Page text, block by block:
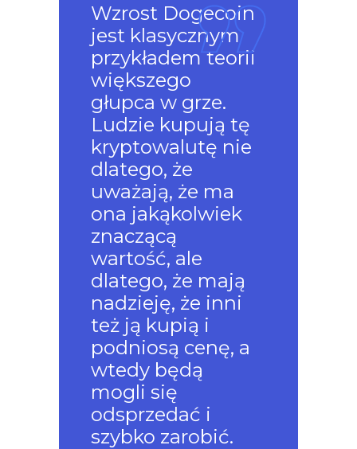
Wzrost Dogecoin
jest klasycznym
przykładem teorii
większego
głupca w grze.
Ludzie kupują tę
kryptowalutę nie
dlatego, że
uważają, że ma
ona jakąkolwiek
znaczącą
wartość, ale
dlatego, że mają
nadzieję, że inni
też ją kupią i
podniosą cenę, a
wtedy będą
mogli się
odsprzedać i
szybko zarobić.